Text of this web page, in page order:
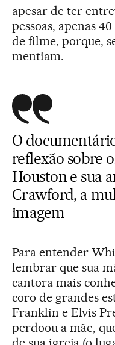
apesar de ter
pessoas, apenas
de filme, porque,
mentiam.
O
reflexão sobre
Houston e sua
Crawford, a
imagem
Para entender
lembrar que sua
cantora mais
coro de grandes
Franklin e Elvis
perdoou a mãe,